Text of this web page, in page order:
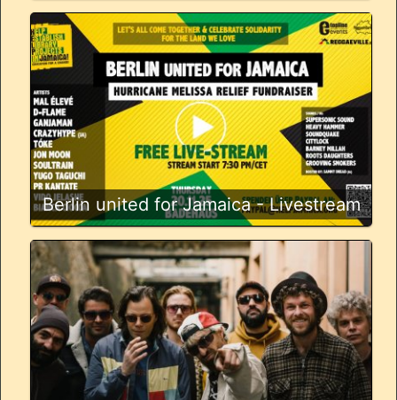
Berlin united for Jamaica - Livestream